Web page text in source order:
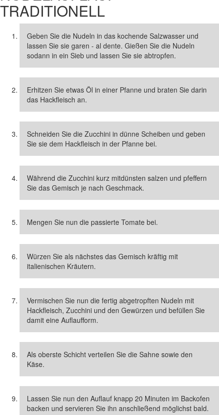
TRADITIONELL
Geben Sie die Nudeln in das kochende Salzwasser und
lassen Sie sie garen - al dente. Gießen Sie die Nudeln
sodann in ein Sieb und lassen Sie sie abtropfen.
Erhitzen Sie etwas Öl in einer Pfanne und braten Sie darin
das Hackfleisch an.
Schneiden Sie die Zucchini in dünne Scheiben und geben
Sie sie dem Hackfleisch in der Pfanne bei.
Während die Zucchini kurz mitdünsten salzen und pfeffern
Sie das Gemisch je nach Geschmack.
Mengen Sie nun die passierte Tomate bei.
Würzen Sie als nächstes das Gemisch kräftig mit
italienischen Kräutern.
Vermischen Sie nun die fertig abgetropften Nudeln mit
Hackfleisch, Zucchini und den Gewürzen und befüllen Sie
damit eine Auflaufform.
Als oberste Schicht verteilen Sie die Sahne sowie den
Käse.
Lassen Sie nun den Auflauf knapp 20 Minuten im Backofen
backen und servieren Sie ihn anschließend möglichst bald.